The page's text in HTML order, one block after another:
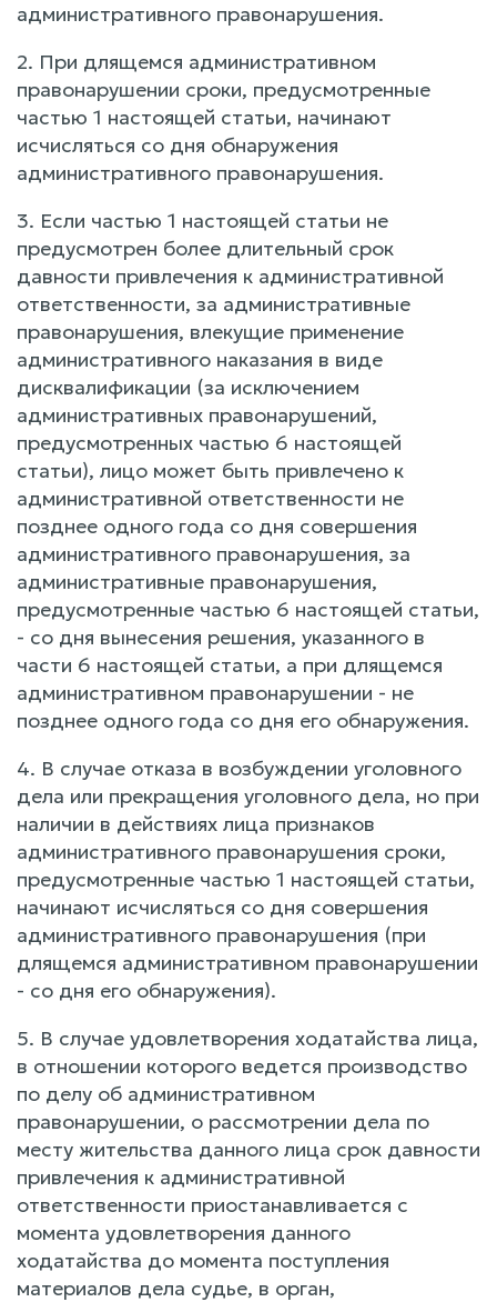
административного правонарушения.
2. При длящемся административном
правонарушении сроки, предусмотренные
частью 1 настоящей статьи, начинают
исчисляться со дня обнаружения
административного правонарушения.
3. Если частью 1 настоящей статьи не
предусмотрен более длительный срок
давности привлечения к административной
ответственности, за административные
правонарушения, влекущие применение
административного наказания в виде
дисквалификации (за исключением
административных правонарушений,
предусмотренных частью 6 настоящей
статьи), лицо может быть привлечено к
административной ответственности не
позднее одного года со дня совершения
административного правонарушения, за
административные правонарушения,
предусмотренные частью 6 настоящей статьи,
- со дня вынесения решения, указанного в
части 6 настоящей статьи, а при длящемся
административном правонарушении - не
позднее одного года со дня его обнаружения.
4. В случае отказа в возбуждении уголовного
дела или прекращения уголовного дела, но при
наличии в действиях лица признаков
административного правонарушения сроки,
предусмотренные частью 1 настоящей статьи,
начинают исчисляться со дня совершения
административного правонарушения (при
длящемся административном правонарушении
- со дня его обнаружения).
5. В случае удовлетворения ходатайства лица,
в отношении которого ведется производство
по делу об административном
правонарушении, о рассмотрении дела по
месту жительства данного лица срок давности
привлечения к административной
ответственности приостанавливается с
момента удовлетворения данного
ходатайства до момента поступления
материалов дела судье, в орган,